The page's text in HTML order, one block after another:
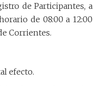
de Participantes, a
de 08:00 a 12:00
Corrientes.
efecto.